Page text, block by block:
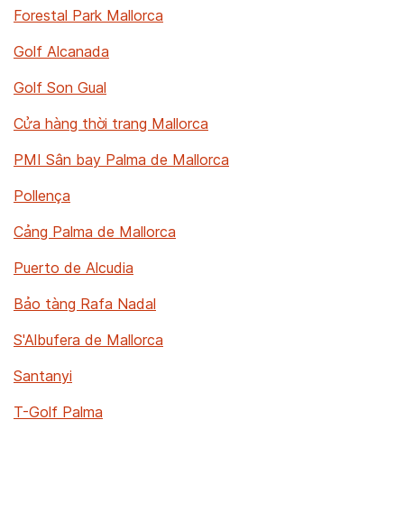
Forestal Park Mallorca
Golf Alcanada
Golf Son Gual
Cửa hàng thời trang Mallorca
PMI Sân bay Palma de Mallorca
Pollença
Cảng Palma de Mallorca
Puerto de Alcudia
Bảo tàng Rafa Nadal
S'Albufera de Mallorca
Santanyi
T-Golf Palma